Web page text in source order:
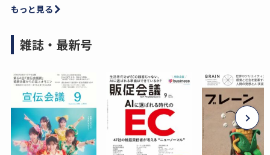
もっと見る
雑誌・最新号